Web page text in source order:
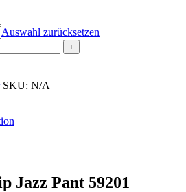
Auswahl zurücksetzen
SKU: N/A
Jazz Pant 59201